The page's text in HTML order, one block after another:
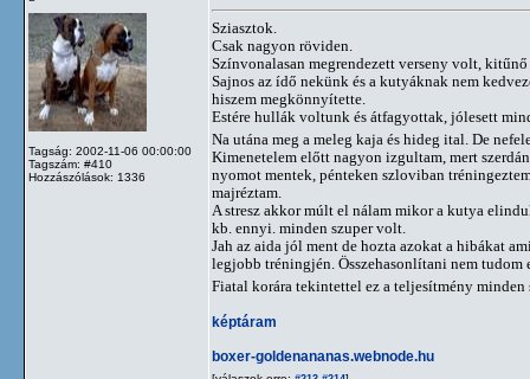
Tagság: 2002-11-06 00:00:00
Tagszám: #410
Hozzászólások: 1336
Sziasztok.
Csak nagyon röviden.
Színvonalasan megrendezett verseny volt,
Sajnos az ídő nekünk és a kutyáknak nem
hiszem megkönnyítette.
Estére hullák voltunk és átfagyottak, jólesett
Na utána meg a meleg kaja és hideg ital. De
Kimenetelem előtt nagyon izgultam, mert
nyomot mentek, pénteken szloviban
majréztam.
A stresz akkor múlt el nálam mikor a kutya
kb. ennyi. minden szuper volt.
Jah az aida jól ment de hozta azokat a hibákat
legjobb tréningjén. Összehasonlítani nem tudom
Fiatal korára tekintettel ez a teljesítmény
képtáram
boxer-goldenananas.webnode.hu